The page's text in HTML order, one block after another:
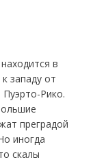
в
западу от
Рико.
преградой
иногда
скалы